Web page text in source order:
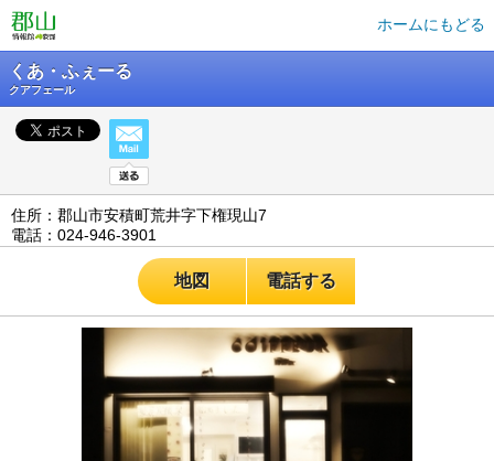
ホームにもどる
くあ・ふぇーる
クアフェール
住所：郡山市安積町荒井字下権現山7
電話：024-946-3901
地図 電話する